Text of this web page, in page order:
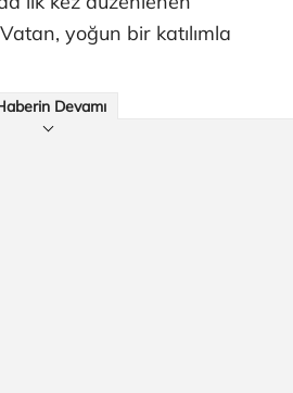
yoğun bir katılımla
Devamı